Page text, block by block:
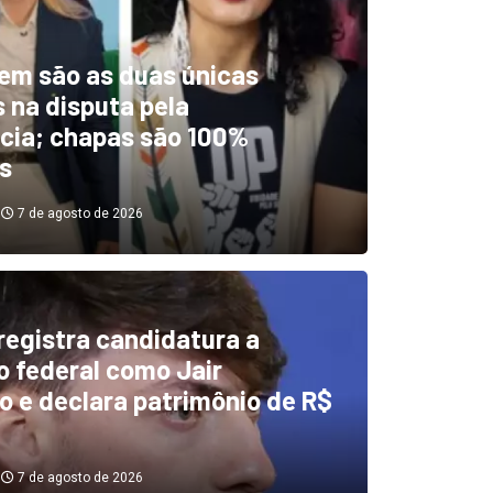
desvios de
emendas Pix
7 de agosto de 2026
são as duas únicas
na disputa pela
chapas são 100%
7 de agosto de 2026
candidatura a
federal como Jair
e declara patrimônio de R$
7 de agosto de 2026